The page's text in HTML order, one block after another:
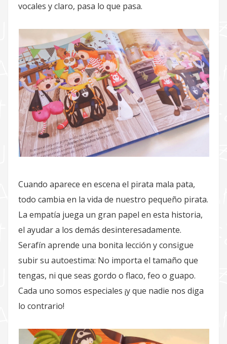
vocales y claro, pasa lo que pasa.
Cuando aparece en escena el pirata mala pata,
todo cambia en la vida de nuestro pequeño pirata.
La empatía juega un gran papel en esta historia,
el ayudar a los demás desinteresadamente.
Serafín aprende una bonita lección y consigue
subir su autoestima: No importa el tamaño que
tengas, ni que seas gordo o flaco, feo o guapo.
Cada uno somos especiales ¡y que nadie nos diga
lo contrario!